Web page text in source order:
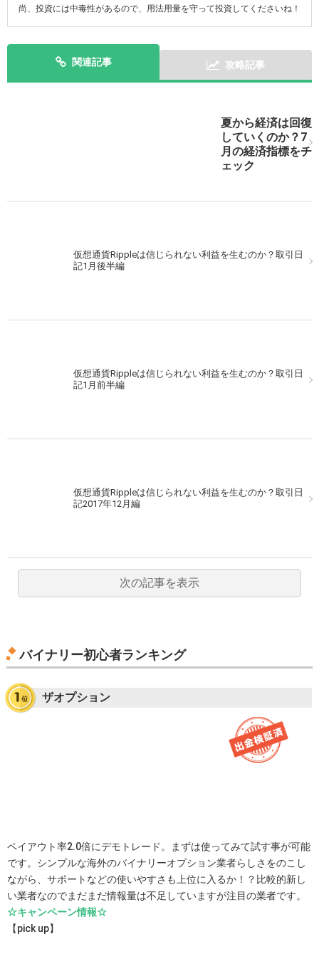
尚、投資には中毒性があるので、用法用量を守って投資してくださいね！
関連記事 攻略記事
夏から経済は回復
していくのか？7
月の経済指標をチ
ェック
仮想通貨Rippleは信じられない利益を生むのか？取引日
記1月後半編
仮想通貨Rippleは信じられない利益を生むのか？取引日
記1月前半編
仮想通貨Rippleは信じられない利益を生むのか？取引日
記2017年12月編
次の記事を表示
バイナリー初心者ランキング
ザオプション
ペイアウト率2.0倍にデモトレード。まずは使ってみて試す事が可能
です。シンプルな海外のバイナリーオプション業者らしさをのこし
ながら、サポートなどの使いやすさも上位に入るか！？比較的新し
い業者なのでまだまだ情報量は不足していますが注目の業者です。
☆キャンペーン情報☆
【pick up】